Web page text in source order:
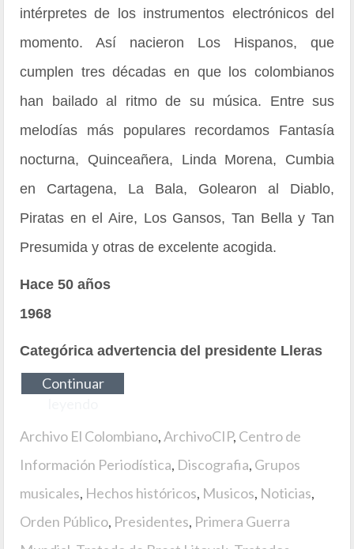
intérpretes de los instrumentos electrónicos del
momento. Así nacieron Los Hispanos, que
cumplen tres décadas en que los colombianos
han bailado al ritmo de su música. Entre sus
melodías más populares recordamos Fantasía
nocturna, Quinceañera, Linda Morena, Cumbia
en Cartagena, La Bala, Golearon al Diablo,
Piratas en el Aire, Los Gansos, Tan Bella y Tan
Presumida y otras de excelente acogida.
Hace 50 años
1968
Categórica advertencia del presidente Lleras
Continuar
Archivo El Colombiano,ArchivoCIP, Centro de
Información Periodística, Discografia, Grupos
musicales, Hechos históricos, Musicos, Noticias,
Orden Público, Presidentes, Primera Guerra